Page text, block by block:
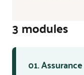
3modules
01.